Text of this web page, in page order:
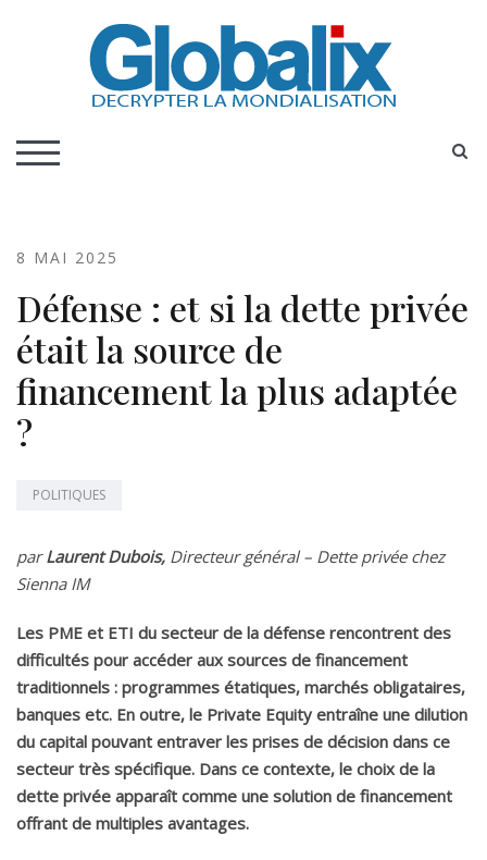
Globalix
TOGGLE MOBILE MENU
8 MAI 2025
Défense : et si la dette privée
était la source de
financement la plus adaptée
?
POLITIQUES
parLaurent Dubois, Directeur général – Dette privée chez
Sienna IM
Les PME et ETI du secteur de la défense rencontrent des
difficultés pour accéder aux sources de financement
traditionnels : programmes étatiques, marchés obligataires,
banques etc. En outre, le Private Equity entraîne une dilution
du capital pouvant entraver les prises de décision dans ce
secteur très spécifique. Dans ce contexte, le choix de la
dette privée apparaît comme une solution de financement
offrant de multiples avantages.